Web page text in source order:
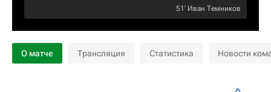
51‎’‎ Иван Темников
О матче Трансляция Статистика Новости